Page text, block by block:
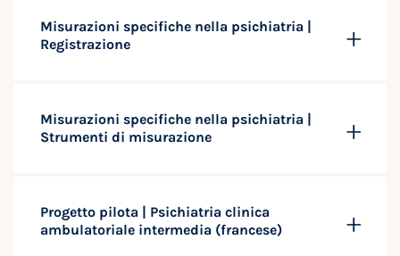
Misurazioni specifiche nella psichiatria |
Registrazione
Misurazioni specifiche nella psichiatria |
Strumenti di misurazione
Progetto pilota | Psichiatria clinica
ambulatoriale intermedia (francese)